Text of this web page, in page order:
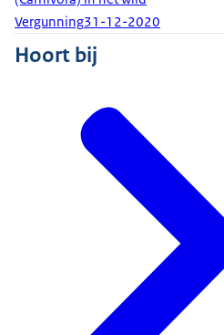
Vergunning31-12-2020
Hoort bij